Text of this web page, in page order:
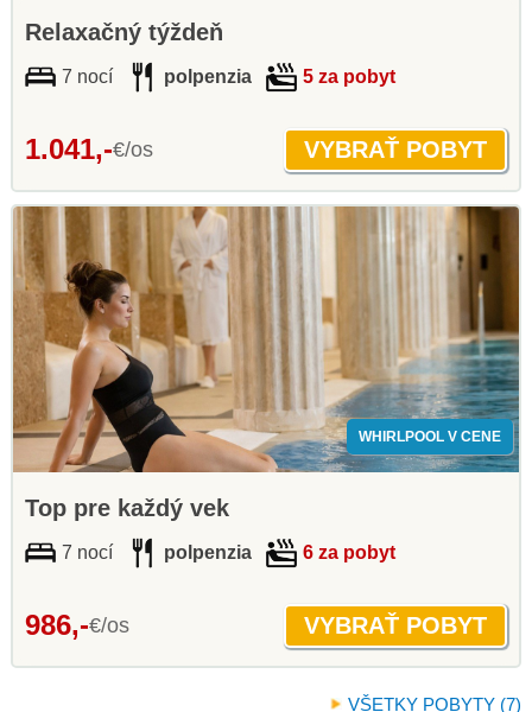
Relaxačný týždeň
7 nocí polpenzia 5 za pobyt
1.041,-€/os
WHIRLPOOL V CENE
Top pre každý vek
7 nocí polpenzia 6 za pobyt
986,-€/os
VŠETKY POBYTY (7)